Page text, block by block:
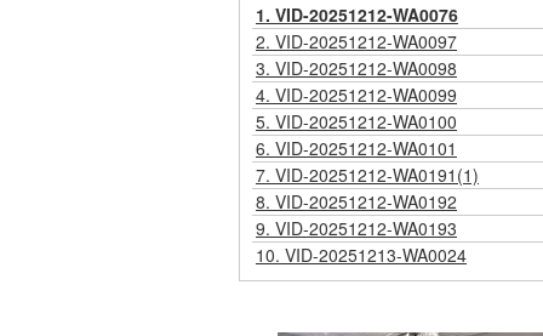
1. VID-20251212-WA0076
2. VID-20251212-WA0097
3. VID-20251212-WA0098
4. VID-20251212-WA0099
5. VID-20251212-WA0100
6. VID-20251212-WA0101
7. VID-20251212-WA0191(1)
8. VID-20251212-WA0192
9. VID-20251212-WA0193
10. VID-20251213-WA0024